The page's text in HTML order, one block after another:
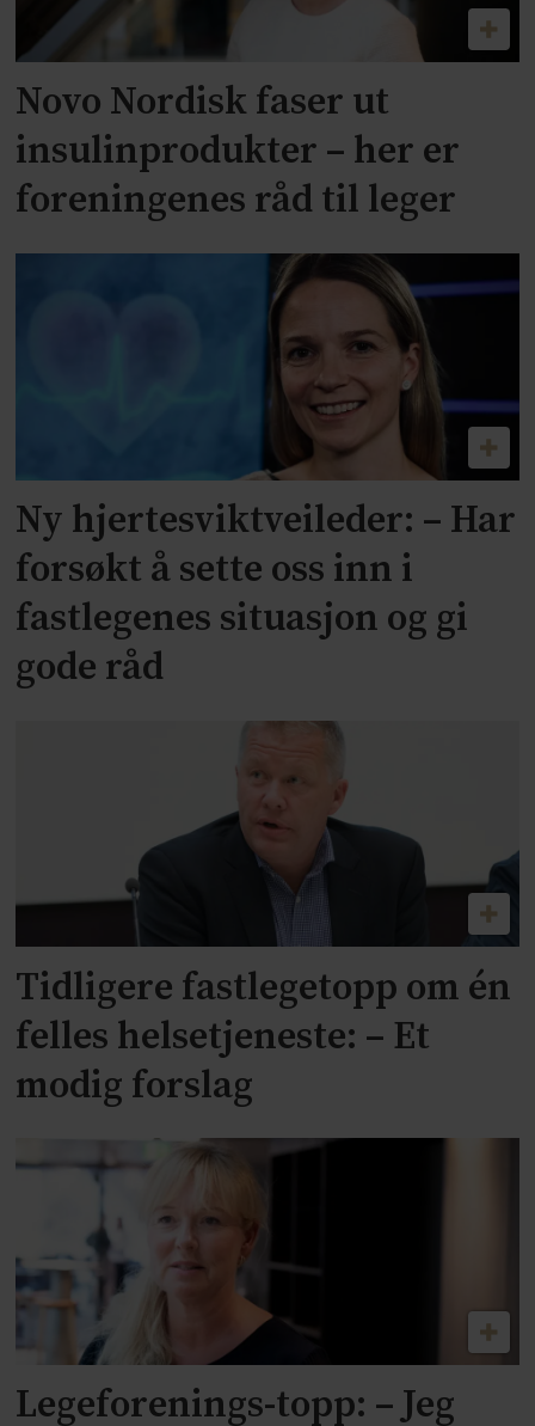
Novo Nordisk faser ut
insulinprodukter – her er
foreningenes råd til leger
Ny hjertesviktveileder: – Har
forsøkt å sette oss inn i
fastlegenes situasjon og gi
gode råd
Tidligere fastlegetopp om én
felles helsetjeneste: – Et
modig forslag
Legeforenings-topp: – Jeg